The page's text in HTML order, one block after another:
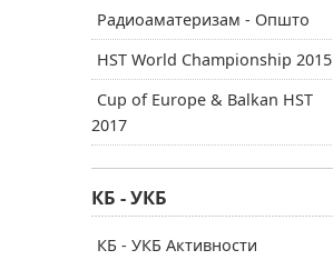
Радиоаматеризам - Општо
HST World Championship 2015
Cup of Europe & Balkan HST
2017
КБ - УКБ
КБ - УКБ Активности